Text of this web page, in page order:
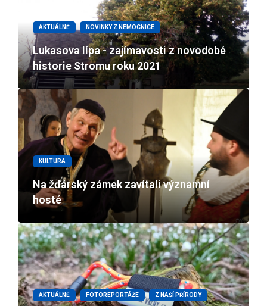
AKTUÁLNĚ NOVINKY Z NEMOCNICE
Lukasova lípa - zajímavosti z novodobé
historie Stromu roku 2021
KULTURA
Na žďárský zámek zavítali významní
hosté
AKTUÁLNĚ FOTOREPORTÁŽE Z NAŠÍ PŘÍRODY